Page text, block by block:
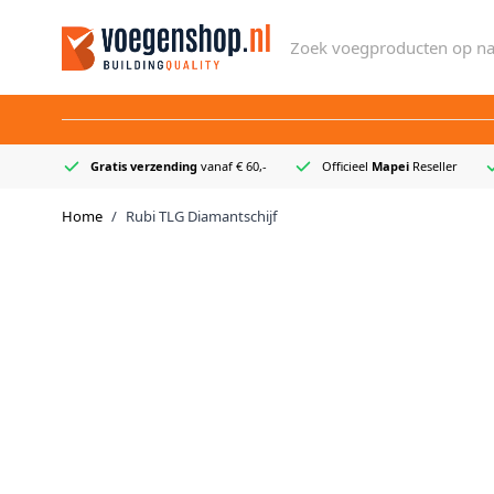
Zoek voegproducten op
Gratis verzending vanaf € 60,- Officieel Mapei Reseller
Home / Rubi TLG Diamantschijf